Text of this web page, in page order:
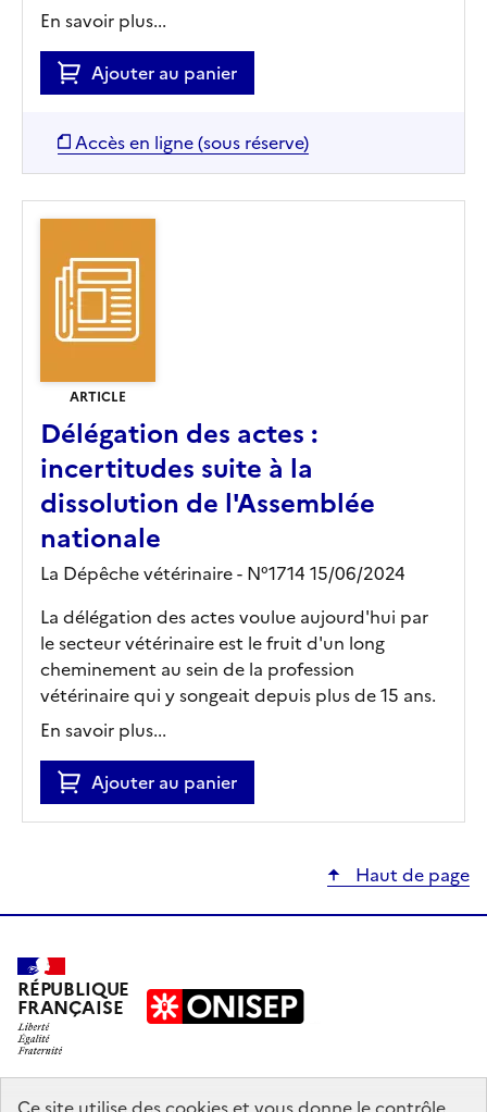
En savoir plus...
Ajouter au panier
Accès en ligne (sous réserve)
ARTICLE
Délégation des actes :
incertitudes suite à la
dissolution de l'Assemblée
nationale
La Dépêche vétérinaire - N°1714 15/06/2024
La délégation des actes voulue aujourd'hui par
le secteur vétérinaire est le fruit d'un long
cheminement au sein de la profession
vétérinaire qui y songeait depuis plus de 15 ans.
En savoir plus...
Ajouter au panier
Haut de page
RÉPUBLIQUE
FRANÇAISE
education.gouv.fr